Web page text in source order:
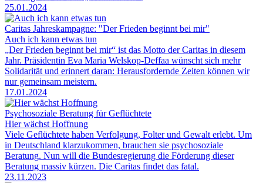
25.01.2024
Caritas Jahreskampagne: "Der Frieden beginnt bei mir"
Auch ich kann etwas tun
„Der Frieden beginnt bei mir“ ist das Motto der Caritas in diesem
Jahr. Präsidentin Eva Maria Welskop-Deffaa wünscht sich mehr
Solidarität und erinnert daran: Herausfordernde Zeiten können wir
nur gemeinsam meistern.
17.01.2024
Psychosoziale Beratung für Geflüchtete
Hier wächst Hoffnung
Viele Geflüchtete haben Verfolgung, Folter und Gewalt erlebt. Um
in Deutschland klarzukommen, brauchen sie psychosoziale
Beratung. Nun will die Bundesregierung die Förderung dieser
Beratung massiv kürzen. Die Caritas findet das fatal.
23.11.2023